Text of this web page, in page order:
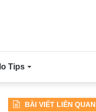
Tips
BÀI VIẾT LIÊN QUAN